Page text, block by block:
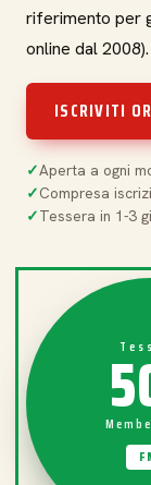
riferimento per
online dal 2008).
ISCRIVITI
Aperta a ogni
Compresa
Tessera in 1-3